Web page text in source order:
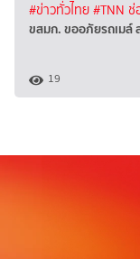
#ข่าวทั่วไทย#TNN ช่
ขสมก. ขออภัยรถเมล์
19